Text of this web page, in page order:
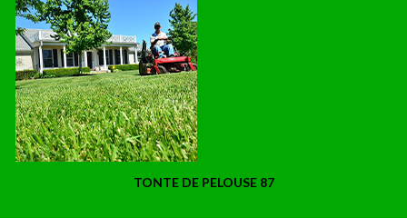
TONTE DE PELOUSE 87